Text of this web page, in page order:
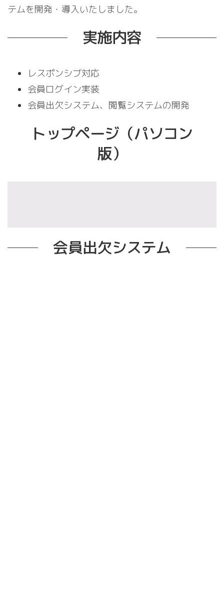
テムを開発・導入いたしました。
実施内容
レスポンシブ対応
会員ログイン実装
会員出欠システム、閲覧システムの開発
トップページ（パソコン
版）
会員出欠システム